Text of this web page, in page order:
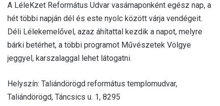
A LéleKzet Református Udvar vasárnaponként egész nap, a
hét többi napján dél és este nyolc között várja vendégeit.
Déli Lélekemelővel, azaz áhítattal kezdik a napot, melyre
bárki betérhet, a többi programot Művészetek Völgye
jeggyel, karszalaggal lehet látogatni.
Helyszín: Taliándörögd református templomudvar,
Taliándörögd, Táncsics u. 1, 8295